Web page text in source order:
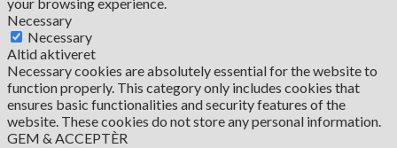
your browsing experience.
Necessary
Necessary
Altid aktiveret
Necessary cookies are absolutely essential for the website to
function properly. This category only includes cookies that
ensures basic functionalities and security features of the
website. These cookies do not store any personal information.
GEM & ACCEPTÈR